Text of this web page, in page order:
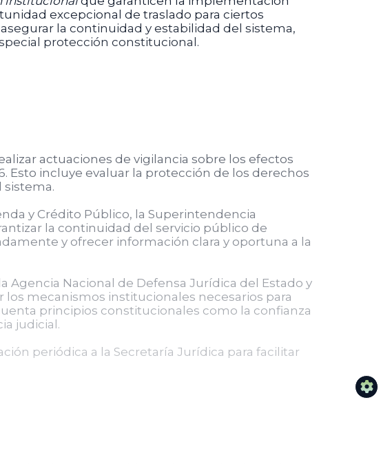
excepcional de traslado para ciertos
la continuidad y estabilidad del sistema,
protección constitucional.
actuaciones de vigilancia sobre los efectos
Esto incluye evaluar la protección de los derechos
sistema.
y Crédito Público, la Superintendencia
la continuidad del servicio público de
y ofrecer información clara y oportuna a la
Agencia Nacional de Defensa Jurídica del Estado y
los mecanismos institucionales necesarios para
principios constitucionales como la confianza
judicial.
periódica a la Secretaría Jurídica para facilitar